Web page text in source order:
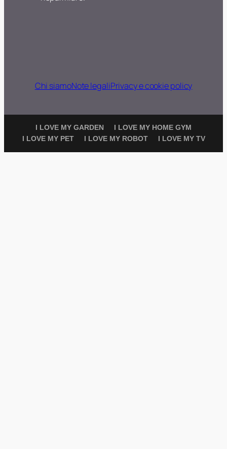
Chi siamoNote legaliPrivacy e cookie policy
I LOVE MY GARDEN
I LOVE MY HOME GYM
I LOVE MY PET
I LOVE MY ROBOT I LOVE MY TV